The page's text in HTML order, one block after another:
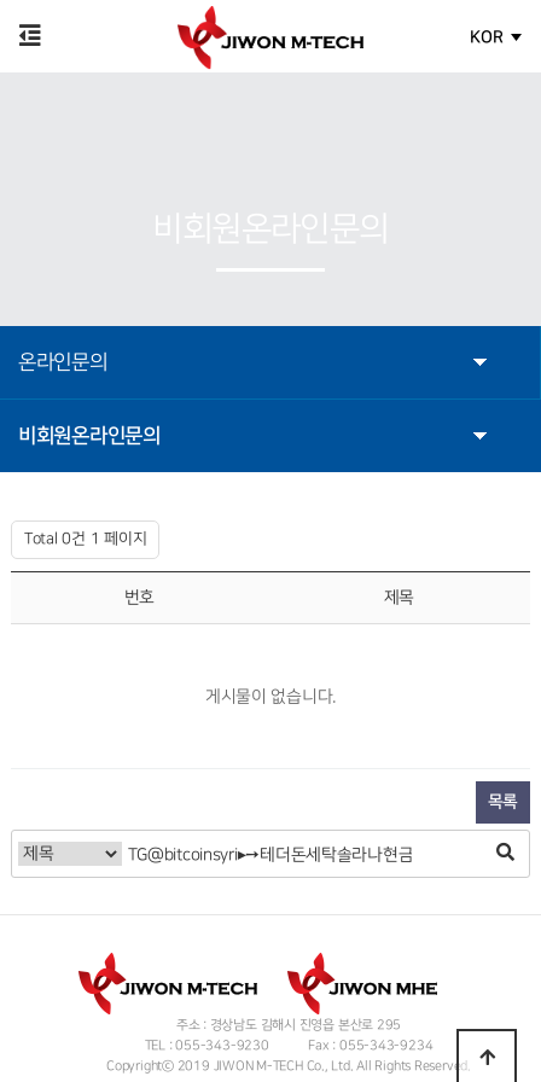
KOR
온라인문의
비회원온라인문의
Total 0건 1 페이지
번호 제목
게시물이 없습니다.
목록
주소 : 경상남도 김해시 진영읍 본산로 295
TEL : 055-343-9230
Fax : 055-343-9234
Copyrightⓒ 2019 JIWON M-TECH Co., Ltd. All Rights Reserved.